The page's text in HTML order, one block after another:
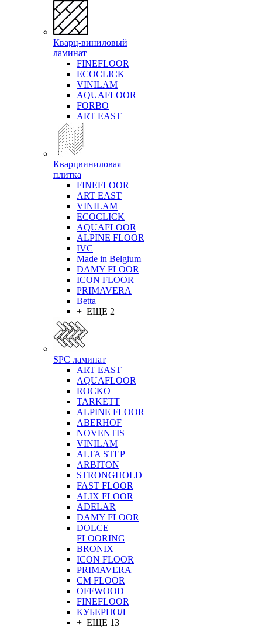
Кварц-виниловый
ламинат
FINEFLOOR
ECOCLICK
VINILAM
AQUAFLOOR
FORBO
ART EAST
Кварцвиниловая
плитка
FINEFLOOR
ART EAST
VINILAM
ECOCLICK
AQUAFLOOR
ALPINE FLOOR
IVC
Made in Belgium
DAMY FLOOR
ICON FLOOR
PRIMAVERA
Betta
+ ЕЩЕ 2
SPC ламинат
ART EAST
AQUAFLOOR
ROCKO
TARKETT
ALPINE FLOOR
ABERHOF
NOVENTIS
VINILAM
ALTA STEP
ARBITON
STRONGHOLD
FAST FLOOR
ALIX FLOOR
ADELAR
DAMY FLOOR
DOLCE
FLOORING
BRONIX
ICON FLOOR
PRIMAVERA
CM FLOOR
OFFWOOD
FINEFLOOR
КУБЕРПОЛ
+ ЕЩЕ 13